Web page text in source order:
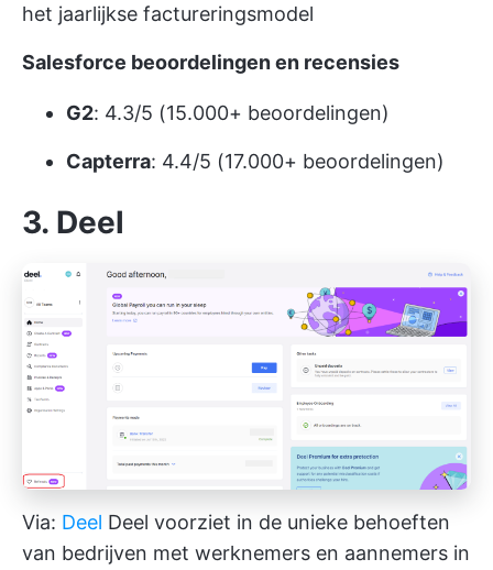
het jaarlijkse factureringsmodel
Salesforce beoordelingen en recensies
G2: 4.3/5 (15.000+ beoordelingen)
Capterra: 4.4/5 (17.000+ beoordelingen)
3. Deel
Via: Deel Deel voorziet in de unieke behoeften
van bedrijven met werknemers en aannemers in